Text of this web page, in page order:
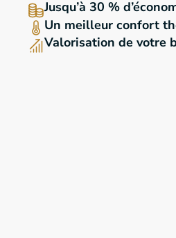
Jusqu’à 30 %
Un meilleur confort
Valorisation de votre